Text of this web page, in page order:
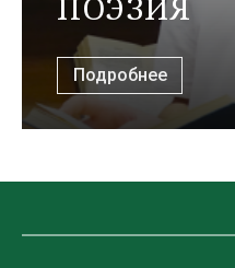
Подробнее